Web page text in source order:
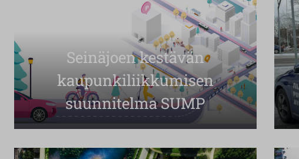
Seinäjoen kestävän
kaupunkiliikkumisen
suunnitelma SUMP